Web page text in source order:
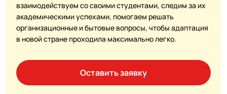
взаимодействуем со своими студентами, следим за их
академическими успехами, помогаем решать
организационные и бытовые вопросы, чтобы адаптация
в новой стране проходила максимально легко.
Оставить заявку